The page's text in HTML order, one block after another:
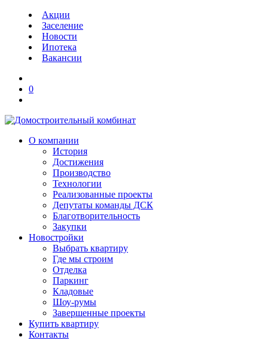
Акции
Заселение
Новости
Ипотека
Вакансии
0
О компании
История
Достижения
Производство
Технологии
Реализованные проекты
Депутаты команды ДСК
Благотворительность
Закупки
Новостройки
Выбрать квартиру
Где мы строим
Отделка
Паркинг
Кладовые
Шоу-румы
Завершенные проекты
Купить квартиру
Контакты